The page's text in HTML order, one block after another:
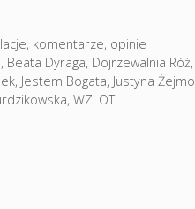
komentarze, opinie
, Beata Dyraga, Dojrzewalnia Róż,
, Jestem Bogata, Justyna Żejmo
, WZLOT